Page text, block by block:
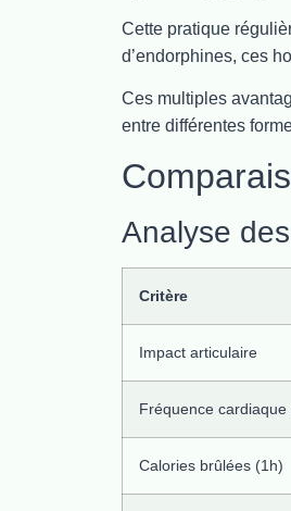
Cette pratique
d’endorphines, ces
Ces multiples
entre différentes
Analyse
Critère
Impact articulaire
Fréquence cardiaque
Calories brûlées (1h)